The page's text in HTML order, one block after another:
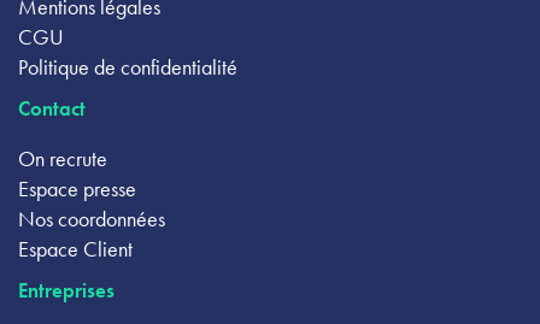
Mentions légales
CGU
Politique de confidentialité
Contact
On recrute
Espace presse
Nos coordonnées
Espace Client
Entreprises